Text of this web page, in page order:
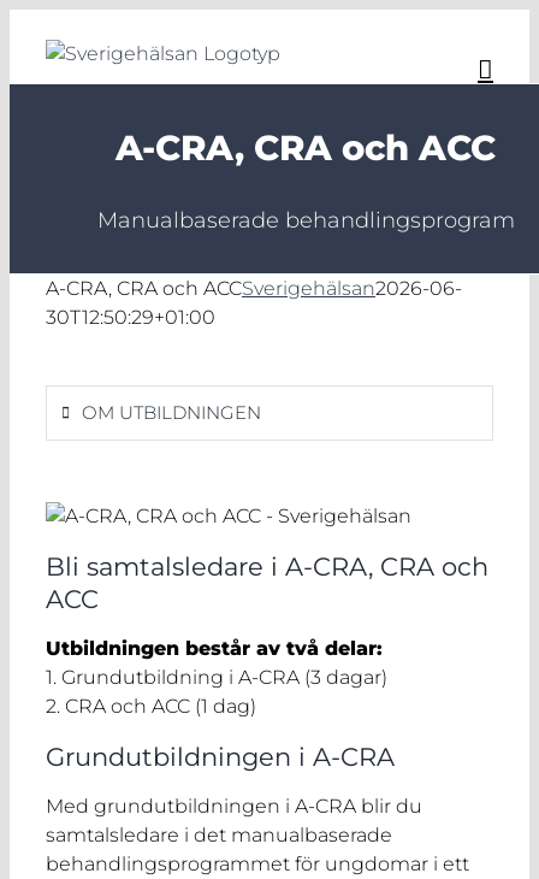
innehållet
A-CRA, CRA och ACC
Manualbaserade behandlingsprogram
A-CRA, CRA och ACCSverigehälsan2026-06-
30T12:50:29+01:00
OM UTBILDNINGEN
Bli samtalsledare i A-CRA, CRA och
ACC
Utbildningen består av två delar:
1. Grundutbildning i A-CRA (3 dagar)
2. CRA och ACC (1 dag)
Grundutbildningen i A-CRA
Med grundutbildningen i A-CRA blir du
samtalsledare i det manualbaserade
behandlingsprogrammet för ungdomar i ett